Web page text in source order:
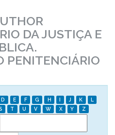
DA JUSTIÇA E
PENITENCIÁRIO
D E F G H I J K
L
T U V W X Y Z